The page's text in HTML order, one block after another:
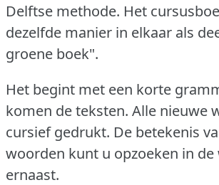
Delftse methode. Het
dezelfde manier in elkaar als
groene boek".
Het begint met een korte
komen de teksten. Alle nieuwe
cursief gedrukt. De betekenis
woorden kunt u opzoeken in
ernaast.